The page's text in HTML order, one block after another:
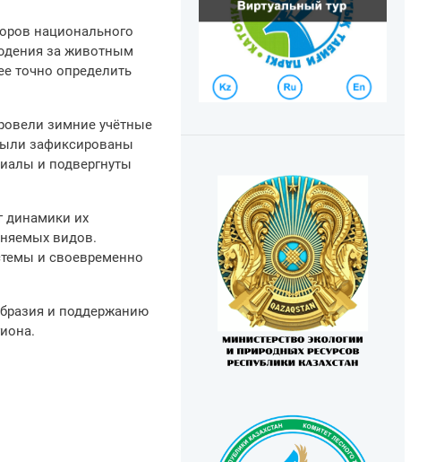
национального
за животным
точно определить
зимние учётные
зафиксированы
и подвергнуты
динамики их
видов.
и своевременно
и поддержанию